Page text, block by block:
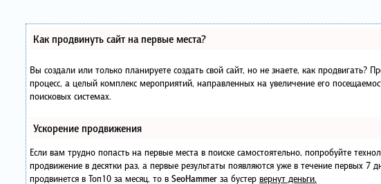
Как продвинуть сайт на первые места?
Вы создали или только планируете создать свой сайт, но не знаете, как продвигать?
процесс, а целый комплекс мероприятий, направленных на увеличение его
поисковых системах.
Ускорение продвижения
Если вам трудно попасть на первые места в поиске самостоятельно, попробуйте
продвижение в десятки раз, а первые результаты появляются уже в течение первых 7
продвинется в Топ10 за месяц, то в SeoHammer за бустер вернут деньги.